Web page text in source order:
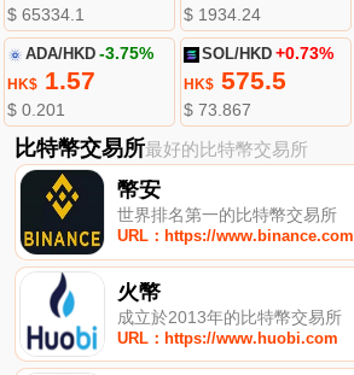
$ 65334.1 $ 1934.24
ADA/HKD -3.75%
HK$1.57
$ 0.201
SOL/HKD +0.73%
HK$ 575.5
$ 73.867
比特幣交易所最好的比特幣交易所
幣安
世界排名第一的比特幣交易所
URL：https://www.binance.com
火幣
成立於2013年的比特幣交易所
URL：https://www.huobi.com